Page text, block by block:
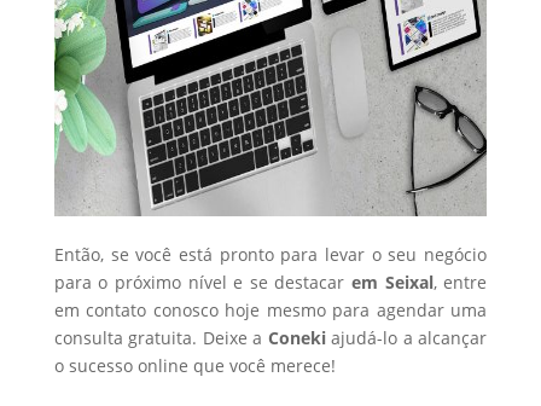
Então, se você está pronto para levar o seu negócio
para o próximo nível e se destacar em Seixal, entre
em contato conosco hoje mesmo para agendar uma
consulta gratuita. Deixe a Conekiajudá-lo a alcançar
o sucesso online que você merece!